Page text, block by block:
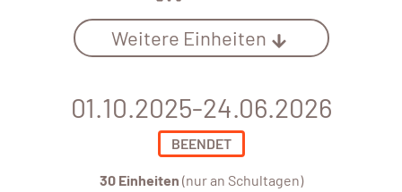
Weitere Einheiten
01.10.2025-24.06.2026
BEENDET
30 Einheiten (nur an Schultagen)